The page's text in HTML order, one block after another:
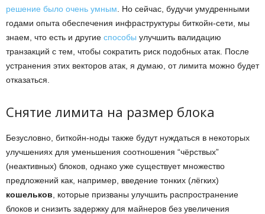
решение было очень умным . Но сейчас, будучи умудренными
годами опыта обеспечения инфраструктуры биткойн-сети, мы
знаем, что есть и другие способы улучшить валидацию
транзакций с тем, чтобы сократить риск подобных атак. После
устранения этих векторов атак, я думаю, от лимита можно будет
отказаться.
Снятие лимита на размер блока
Безусловно, биткойн-ноды также будут нуждаться в некоторых
улучшениях для уменьшения соотношения “чёрствых”
(неактивных) блоков, однако уже существует множество
предложений как, например, введение тонких (лёгких)
кошельков , которые призваны улучшить распространение
блоков и снизить задержку для майнеров без увеличения